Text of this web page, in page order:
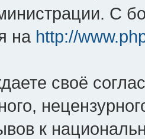
С
на http://
своё
к